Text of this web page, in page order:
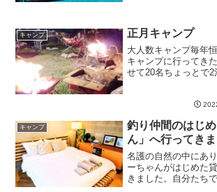
キャンプ 正月キャンプ
大人数キャンプ毎年
キャンプに行ってき
せて20名ちょっとで2
暖かかった。毎年、
キャンプ
釣り仲間のはじ
ん」へ行ってき
名護の自然の中にあ
ーちゃんがはじめた
きました。自分たち